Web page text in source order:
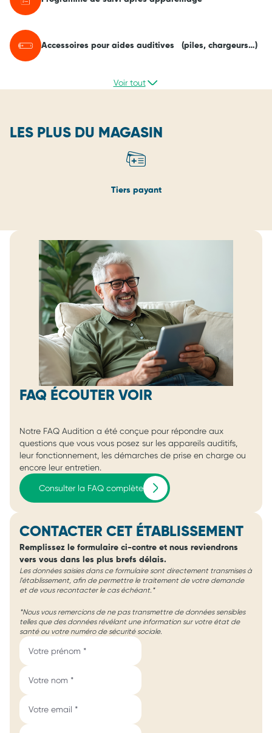
Accessoires pour aides auditives (piles, chargeurs…)
Voir tout
LES PLUS DU MAGASIN
Tiers payant
FAQ ÉCOUTER VOIR
Notre FAQ Audition a été conçue pour répondre aux
questions que vous vous posez sur les appareils auditifs,
leur fonctionnement, les démarches de prise en charge ou
encore leur entretien.
Consulter la FAQ complète
CONTACTER CET ÉTABLISSEMENT
Remplissez le formulaire ci-contre et nous reviendrons
vers vous dans les plus brefs délais.
Les données saisies dans ce formulaire sont directement transmises à
l'établissement, afin de permettre le traitement de votre demande
et de vous recontacter le cas échéant.*
*Nous vous remercions de ne pas transmettre de données sensibles
telles que des données révélant une information sur votre état de
santé ou votre numéro de sécurité sociale.